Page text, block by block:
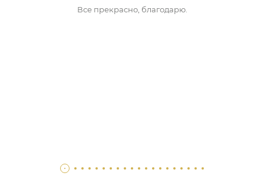
Все прекрасно, благодарю.